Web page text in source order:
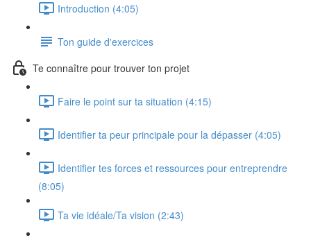
Introduction (4:05)
Ton guide d'exercices
Te connaître pour trouver ton projet
Faire le point sur ta situation (4:15)
Identifier ta peur principale pour la dépasser (4:05)
Identifier tes forces et ressources pour entreprendre
(8:05)
Ta vie idéale/Ta vision (2:43)